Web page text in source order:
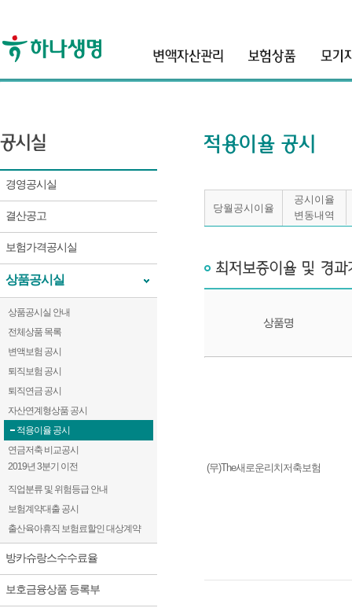
경영공시실
결산공고
보험가격공시실
상품공시실
상품공시실 안내
전체상품 목록
변액보험 공시
퇴직보험 공시
퇴직연금 공시
자산연계형상품 공시
적용이율 공시
연금저축 비교공시
2019년 3분기 이전
직업분류 및 위험등급 안내
보험계약대출 공시
출산육아휴직 보험료할인 대상계약
방카슈랑스수수료율
보호금융상품 등록부
당월공시이율
공시이율
변동내역
상품명
(무)The새로운리치저축보험